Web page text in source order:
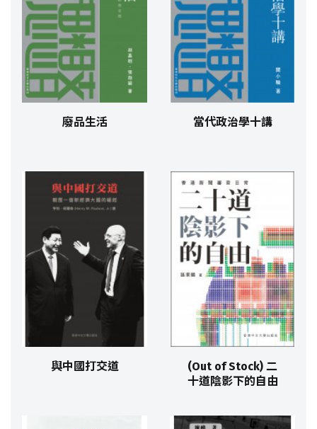
廢品生活 當代政治學十講
與中國打交道
(Out of Stock) 二
十道陰影下的自由